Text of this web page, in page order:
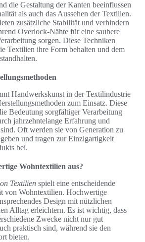
die Gestaltung der Kanten beeinflussen
als auch das Aussehen der Textilien.
zusätzliche Stabilität und verhindern
Overlock-Nähte für eine saubere
sorgen. Diese Techniken
Textilien ihre Form behalten und dem
Handwerkskunst in der Textilindustrie
zum Einsatz. Diese
Bedeutung sorgfältiger Verarbeitung
jahrzehntelange Erfahrung und
Oft werden sie von Generation zu
und tragen zur Einzigartigkeit
bei.
Wohntextilien aus?
Textilien spielt eine entscheidende
von Wohntextilien. Hochwertige
Design mit nützlichen
Alltag erleichtern. Es ist wichtig, dass
Zwecke nicht nur gut
praktisch sind, während sie den
bieten.